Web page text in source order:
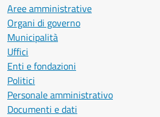
Aree amministrative
Organi di governo
Municipalità
Uffici
Enti e fondazioni
Politici
Personale amministrativo
Documenti e dati